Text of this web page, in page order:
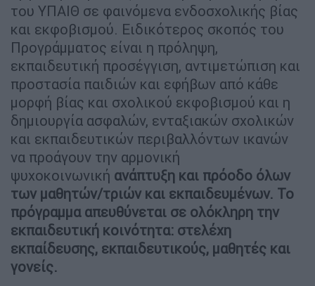
του ΥΠΑΙΘ σε φαινόμενα ενδοσχολικής βίας
και εκφοβισμού. Ειδικότερος σκοπός του
Προγράμματος είναι η πρόληψη,
εκπαιδευτική προσέγγιση, αντιμετώπιση και
προστασία παιδιών και εφήβων από κάθε
μορφή βίας και σχολικού εκφοβισμού και η
δημιουργία ασφαλών, ενταξιακών σχολικών
και εκπαιδευτικών περιβαλλόντων ικανών
να προάγουν την αρμονική
ψυχοκοινωνική ανάπτυξη και πρόοδο όλων
των μαθητών/τριών και εκπαιδευμένων. Το
πρόγραμμα απευθύνεται σε ολόκληρη την
εκπαιδευτική κοινότητα: στελέχη
εκπαίδευσης, εκπαιδευτικούς, μαθητές και
γονείς.